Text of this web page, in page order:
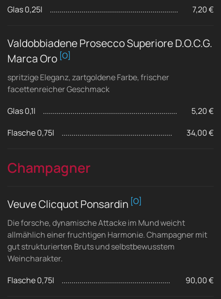
Glas 0,25l 7,20 €
Valdobbiadene Prosecco Superiore D.O.C.G.
Marca Oro [O]
spritzige Eleganz, zartgoldene Farbe, frischer
facettenreicher Geschmack
Glas 0,1l
5,20 €
Flasche 0,75l
34,00 €
Champagner
Veuve Clicquot Ponsardin [O]
Die forsche, dynamische Attacke im Mund weicht
allmählich einer fruchtigen Harmonie. Champagner mit
gut strukturierten Bruts und selbstbewusstem
Weincharakter.
Flasche 0,75l
90,00 €